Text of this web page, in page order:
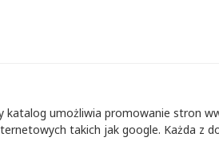
umożliwia promowanie stron
takich jak google. Każda z